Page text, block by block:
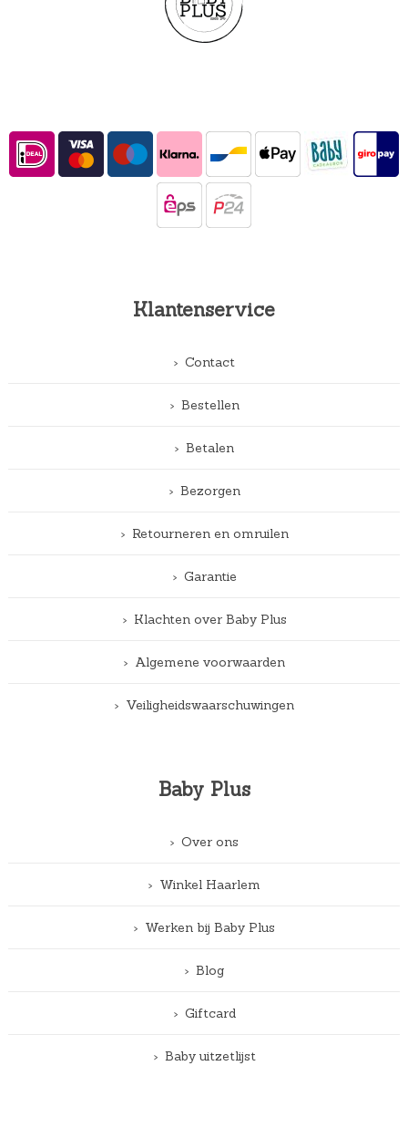
Klantenservice
Contact
Bestellen
Betalen
Bezorgen
Retourneren en omruilen
Garantie
Klachten over Baby Plus
Algemene voorwaarden
Veiligheidswaarschuwingen
Baby Plus
Over ons
Winkel Haarlem
Werken bij Baby Plus
Blog
Giftcard
Baby uitzetlijst